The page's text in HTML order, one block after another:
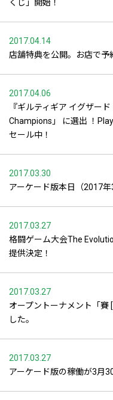
くじ」開始！
2017.04.14
店舗特典を公開。お店で予
2017.04.06
『ギルティギア イグザー
Champions」 に選出 ！
セール中！
2017.03.30
アーケード版本日（2017
2017.03.27
格闘ゲーム大会The
提供決定！
2017.03.27
オープントーナメント「賽
した。
2017.03.27
アーケード版の稼働が3月